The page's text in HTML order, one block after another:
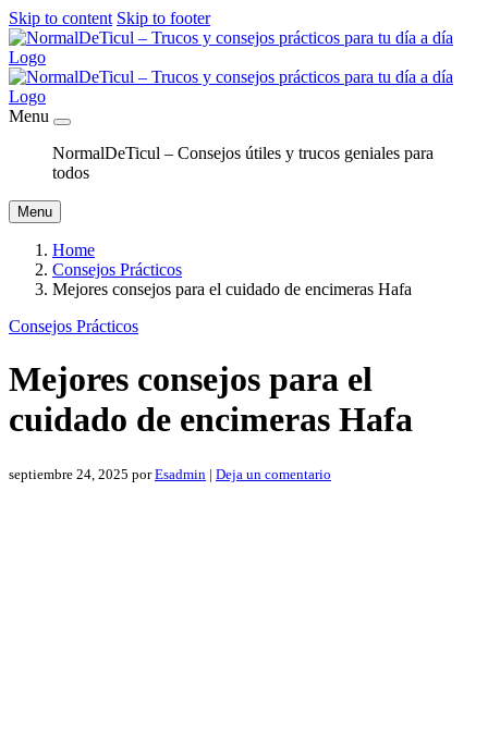
Skip to content Skip to footer
Menu
NormalDeTicul – Consejos útiles y trucos geniales para
todos
Menu
Home
Consejos Prácticos
Mejores consejos para el cuidado de encimeras Hafa
Consejos Prácticos
Mejores consejos para el
cuidado de encimeras Hafa
septiembre 24, 2025 porEsadmin | Deja un comentario